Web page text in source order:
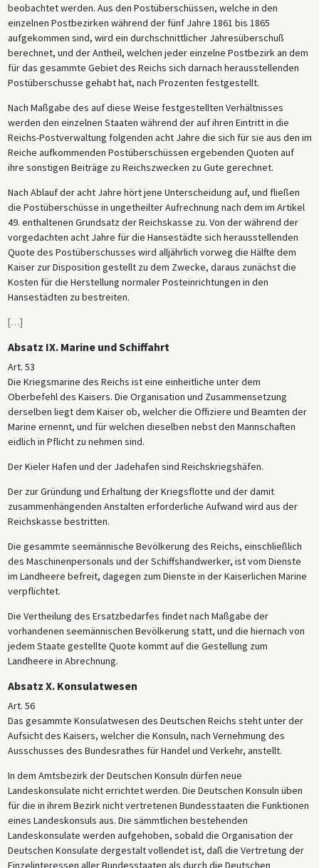
beobachtet werden. Aus den Postüberschüssen, welche in den
einzelnen Postbezirken während der fünf Jahre 1861 bis 1865
aufgekommen sind, wird ein durchschnittlicher Jahresüberschuß
berechnet, und der Antheil, welchen jeder einzelne Postbezirk an dem
für das gesammte Gebiet des Reichs sich darnach herausstellenden
Postüberschusse gehabt hat, nach Prozenten festgestellt.
Nach Maßgabe des auf diese Weise festgestellten Verhältnisses
werden den einzelnen Staaten während der auf ihren Eintritt in die
Reichs-Postverwaltung folgenden acht Jahre die sich für sie aus den im
Reiche aufkommenden Postüberschüssen ergebenden Quoten auf
ihre sonstigen Beiträge zu Reichszwecken zu Gute gerechnet.
Nach Ablauf der acht Jahre hört jene Unterscheidung auf, und fließen
die Postüberschüsse in ungetheilter Aufrechnung nach dem im Artikel
49. enthaltenen Grundsatz der Reichskasse zu. Von der während der
vorgedachten acht Jahre für die Hansestädte sich herausstellenden
Quote des Postüberschusses wird alljährlich vorweg die Hälfte dem
Kaiser zur Disposition gestellt zu dem Zwecke, daraus zunächst die
Kosten für die Herstellung normaler Posteinrichtungen in den
Hansestädten zu bestreiten.
[…]
Absatz IX. Marine und Schiffahrt
Art. 53
Die Kriegsmarine des Reichs ist eine einheitliche unter dem
Oberbefehl des Kaisers. Die Organisation und Zusammensetzung
derselben liegt dem Kaiser ob, welcher die Offiziere und Beamten der
Marine ernennt, und für welchen dieselben nebst den Mannschaften
eidlich in Pflicht zu nehmen sind.
Der Kieler Hafen und der Jadehafen sind Reichskriegshäfen.
Der zur Gründung und Erhaltung der Kriegsflotte und der damit
zusammenhängenden Anstalten erforderliche Aufwand wird aus der
Reichskasse bestritten.
Die gesammte seemännische Bevölkerung des Reichs, einschließlich
des Maschinenpersonals und der Schiffshandwerker, ist vom Dienste
im Landheere befreit, dagegen zum Dienste in der Kaiserlichen Marine
verpflichtet.
Die Vertheilung des Ersatzbedarfes findet nach Maßgabe der
vorhandenen seemännischen Bevölkerung statt, und die hiernach von
jedem Staate gestellte Quote kommt auf die Gestellung zum
Landheere in Abrechnung.
Absatz X. Konsulatwesen
Art. 56
Das gesammte Konsulatwesen des Deutschen Reichs steht unter der
Aufsicht des Kaisers, welcher die Konsuln, nach Vernehmung des
Ausschusses des Bundesrathes für Handel und Verkehr, anstellt.
In dem Amtsbezirk der Deutschen Konsuln dürfen neue
Landeskonsulate nicht errichtet werden. Die Deutschen Konsuln üben
für die in ihrem Bezirk nicht vertretenen Bundesstaaten die Funktionen
eines Landeskonsuls aus. Die sämmtlichen bestehenden
Landeskonsulate werden aufgehoben, sobald die Organisation der
Deutschen Konsulate dergestalt vollendet ist, daß die Vertretung der
Einzelinteressen aller Bundesstaaten als durch die Deutschen